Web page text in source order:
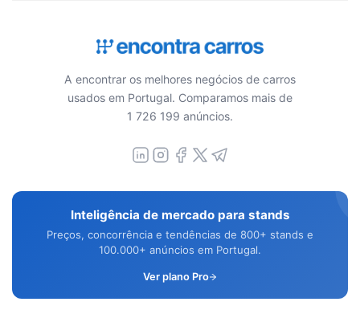
A encontrar os melhores negócios de carros
usados em Portugal. Comparamos mais de
1 726 199 anúncios.
Inteligência de mercado para stands
Preços, concorrência e tendências de 800+ stands e
100.000+ anúncios em Portugal.
Ver plano Pro